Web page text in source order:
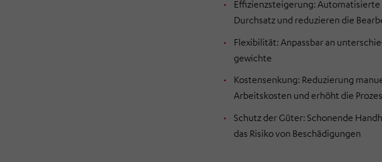
Effizienzsteigerung: Automatisierte
Durchsatz und reduzieren die
Flexibilität: Anpassbar an
gewichte
Kostensenkung: Reduzierung
Arbeitskosten und erhöht die
Schutz der Güter: Schonende
das Risiko von Beschädigungen